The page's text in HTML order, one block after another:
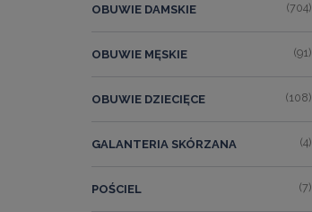
OBUWIE DAMSKIE (704)
OBUWIE MĘSKIE (91)
OBUWIE DZIECIĘCE (108)
GALANTERIA SKÓRZANA (4)
POŚCIEL (7)